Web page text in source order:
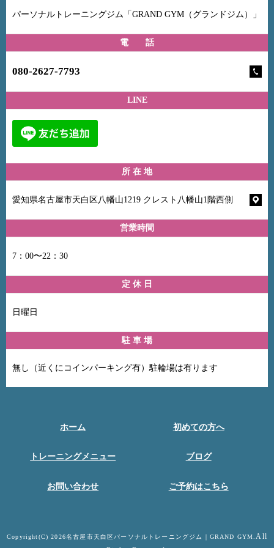
パーソナルトレーニングジム「GRAND GYM（グランドジム）」
電 話
080-2627-7793
LINE
所 在 地
愛知県名古屋市天白区八幡山1219 クレスト八幡山1階西側
営業時間
7：00〜22：30
定 休 日
日曜日
駐 車 場
無し（近くにコインパーキング有）駐輪場は有ります
ホーム 初めての方へ
トレーニングメニュー ブログ
お問い合わせ ご予約はこちら
Copyright(C) 2026名古屋市天白区パーソナルトレーニングジム｜GRAND GYM. All